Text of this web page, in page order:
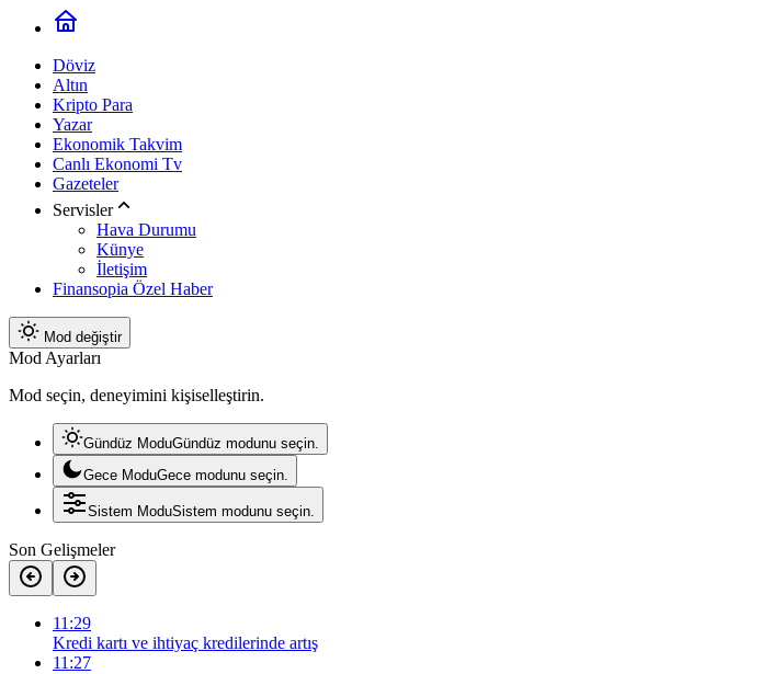
Döviz
Altın
Kripto Para
Yazar
Ekonomik Takvim
Canlı Ekonomi Tv
Gazeteler
Servisler
Hava Durumu
Künye
İletişim
Finansopia Özel Haber
Mod değiştir
Mod Ayarları
Mod seçin, deneyimini kişiselleştirin.
Gündüz ModuGündüz modunu seçin.
Gece ModuGece modunu seçin.
Sistem ModuSistem modunu seçin.
Son Gelişmeler
11:29
Kredi kartı ve ihtiyaç kredilerinde artış
11:27